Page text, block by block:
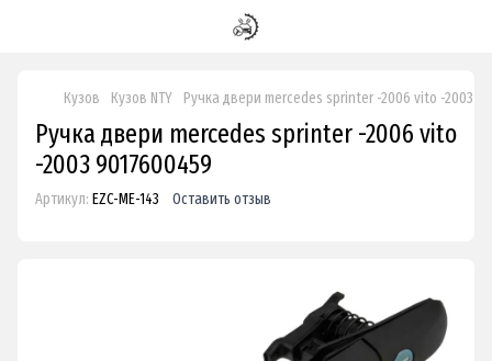
Кузов Кузов NTY Ручка двери mercedes sprinter -2006 vito -2003
Ручка двери mercedes sprinter -2006 vito
-2003 9017600459
Артикул: EZC-ME-143 Оставить отзыв